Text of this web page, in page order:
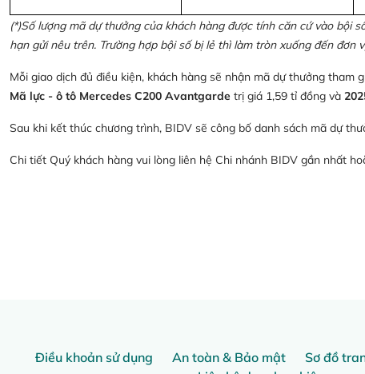
(*)Số lượng mã dự thưởng của khách hàng được tính căn cứ vào bội
hạn gửi nêu trên. Trường hợp bội số bị lẻ thì làm tròn xuống đến đơn
Mỗi giao dịch đủ điều kiện, khách hàng sẽ nhận mã dự thưởng tham
Mã lực - ô tô Mercedes C200 Avantgarde trị giá 1,59 tỉ đồng và
Sau khi kết thúc chương trình, BIDV sẽ công bố danh sách mã dự
Chi tiết Quý khách hàng vui lòng liên hệ Chi nhánh BIDV gần nhất
Điều khoản sử dụng An toàn & Bảo mật Sơ đồ